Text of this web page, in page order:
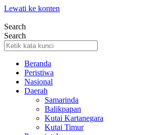
Lewati ke konten
Search
Search
Beranda
Peristiwa
Nasional
Daerah
Samarinda
Balikpapan
Kutai Kartanegara
Kutai Timur